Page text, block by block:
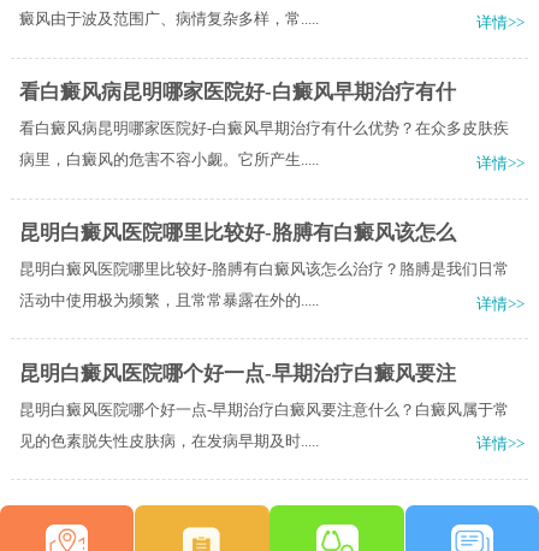
癜风由于波及范围广、病情复杂多样，常.....
详情>>
看白癜风病昆明哪家医院好-白癜风早期治疗有什
看白癜风病昆明哪家医院好-白癜风早期治疗有什么优势？在众多皮肤疾
病里，白癜风的危害不容小觑。它所产生.....
详情>>
昆明白癜风医院哪里比较好-胳膊有白癜风该怎么
昆明白癜风医院哪里比较好-胳膊有白癜风该怎么治疗？胳膊是我们日常
活动中使用极为频繁，且常常暴露在外的.....
详情>>
昆明白癜风医院哪个好一点-早期治疗白癜风要注
昆明白癜风医院哪个好一点-早期治疗白癜风要注意什么？白癜风属于常
见的色素脱失性皮肤病，在发病早期及时.....
详情>>